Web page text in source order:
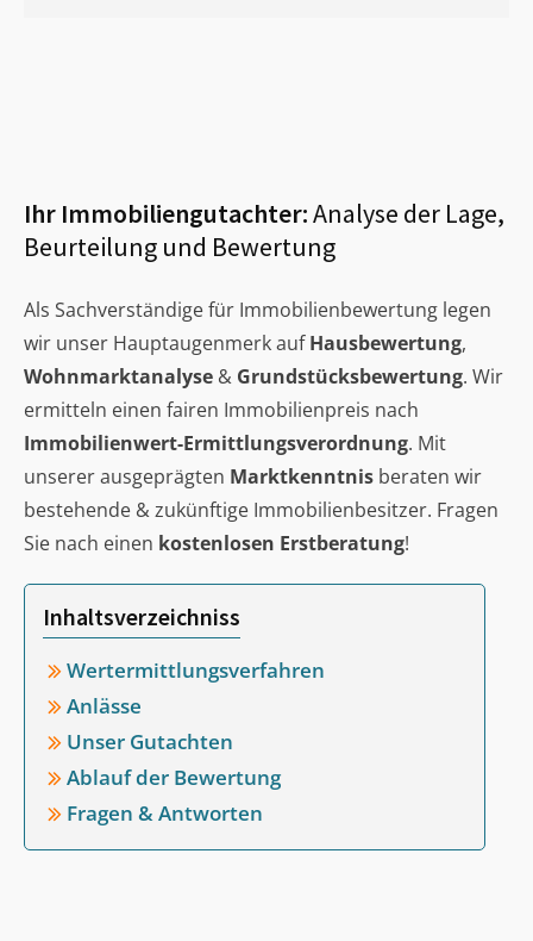
Ihr Immobiliengutachter:Analyse der Lage,
Beurteilung und Bewertung
Als Sachverständige für Immobilienbewertung legen
wir unser Hauptaugenmerk aufHausbewertung,
Wohnmarktanalyse & Grundstücksbewertung. Wir
ermitteln einen fairen Immobilienpreis nach
Immobilienwert-Ermittlungsverordnung. Mit
unserer ausgeprägten Marktkenntnis beraten wir
bestehende & zukünftige Immobilienbesitzer. Fragen
Sie nach einen kostenlosen Erstberatung!
Inhaltsverzeichniss
Wertermittlungsverfahren
Anlässe
Unser Gutachten
Ablauf der Bewertung
Fragen & Antworten